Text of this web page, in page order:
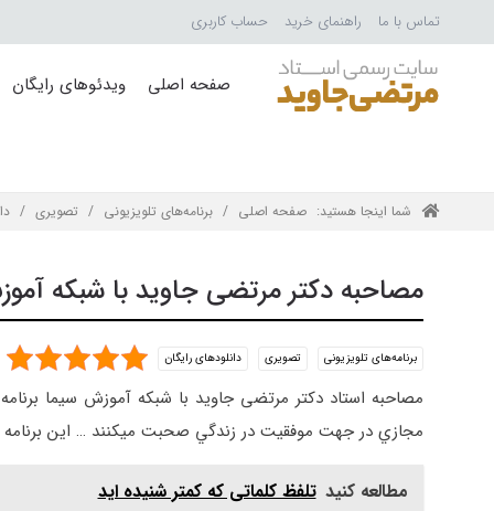
تماس با ما راهنمای خرید حساب کاربری
صفحه اصلی ویدئوهای رایگان
شما اینجا هستید: صفحه اصلی / برنامه‌های تلویزیونی / تصویری /
مصاحبه دکتر مرتضی جاوید با شبکه
برنامه‌های تلویزیونی تصویری دانلودهای رایگان
مصاحبه استاد دکتر مرتضی جاوید با شبکه آموزش سیما
مجازي در جهت موفقيت در زندگي صحبت ميكنند … اين برنامه در تاريخ سي ام ابان
مطالعه کنید تلفظ کلماتی که کمتر شنیده اید